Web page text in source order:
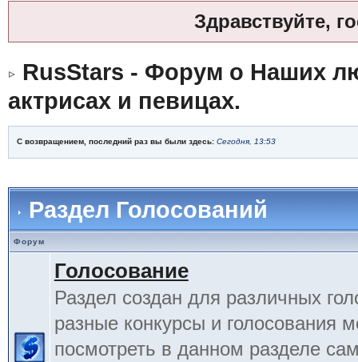
Здравствуйте,
RusStars - Форум о Наших
актрисах и певицах.
С возвращением, последний раз вы были здесь: Сегодня, 13:53
Раздел Голосований
Форум
Голосование
Раздел создан для различных
разные конкурсы и голосования
посмотреть в данном разделе